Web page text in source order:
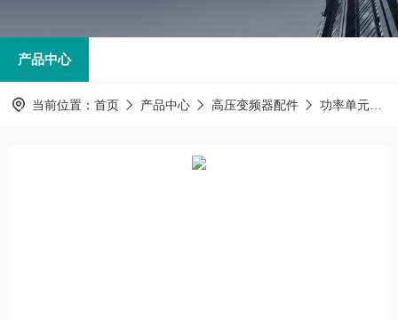
产品中心
当前位置： 首页 产品中心 高压变频器配件 功率单元